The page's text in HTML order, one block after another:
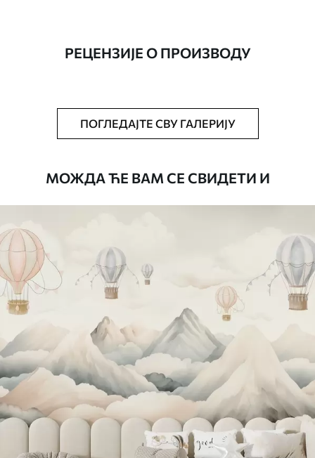
Тапета се може нежно очистити меким
сунђером. Позадине са завршном
водом.
Доступни материјали
Стандард
4472
Премиум
5525.00 3315 .00 RSD/m²
Премиум
6333 .333800.00 RSD/m²
РЕЦЕНЗИЈЕ О ПРОИЗВОДУ
ПОГЛЕДАЈТЕ СВУ ГАЛЕРИЈУ
МОЖДА ЋЕ ВАМ СЕ СВИДЕТИ И